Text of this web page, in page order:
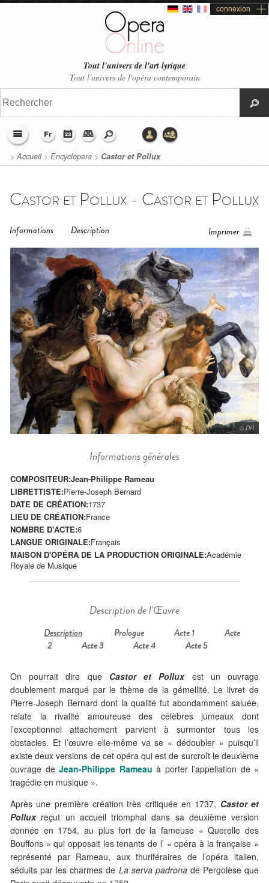
connexion
Tout l'univers de l'art lyrique
Tout l'univers de l'opéra contemporain
>Accueil> Encyclopera > Castor et Pollux
Castor et Pollux - Castor et Pollux
Informations Description Imprimer
© DR
Informations générales
COMPOSITEUR:Jean-Philippe Rameau
LIBRETTISTE:Pierre-Joseph Bernard
DATE DE CRÉATION:1737
LIEU DE CRÉATION:France
NOMBRE D'ACTE:6
LANGUE ORIGINALE:Français
MAISON D'OPÉRA DE LA PRODUCTION ORIGINALE:Académie
Royale de Musique
Description de l'Œuvre
Description Prologue Acte 1
Acte
2
Acte 3 Acte 4 Acte 5
On pourrait dire que Castor et Polluxest un ouvrage
doublement marqué par le thème de la gémellité. Le livret de
Pierre-Joseph Bernard dont la qualité fut abondamment saluée,
relate la rivalité amoureuse des célèbres jumeaux dont
l’exceptionnel attachement parvient à surmonter tous les
obstacles. Et l’œuvre elle-même va se « dédoubler » puisqu’il
existe deux versions de cet opéra qui est de surcroît le deuxième
ouvrage de Jean-Philippe Rameau à porter l’appellation de «
tragédie en musique ».
Après une première création très critiquée en 1737, Castor et
Polluxreçut un accueil triomphal dans sa deuxième version
donnée en 1754, au plus fort de la fameuse « Querelle des
Bouffons » qui opposait les tenants de l’ « opéra à la française »
représenté par Rameau, aux thuriféraires de l’opéra italien,
séduits par les charmes de La serva padronade Pergolèse que